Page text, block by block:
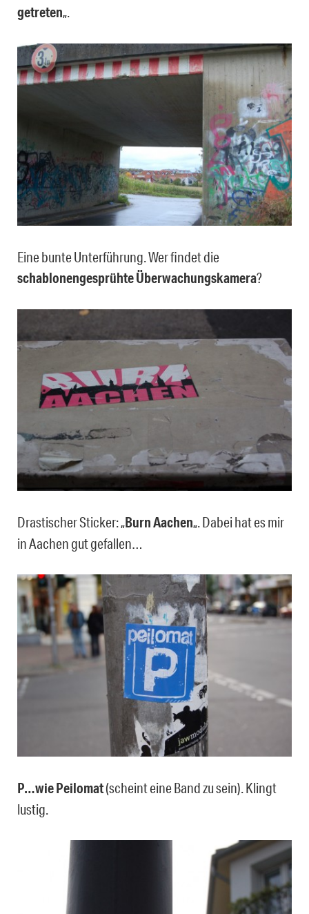
getreten„.
Eine bunte Unterführung. Wer findet die
schablonengesprühte Überwachungskamera?
Drastischer Sticker: „Burn Aachen„. Dabei hat es mir
in Aachen gut gefallen…
P…wie Peilomat(scheint eine Band zu sein). Klingt
lustig.